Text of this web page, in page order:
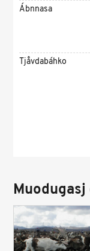
Ábnnasa
Tjåvdabáhko